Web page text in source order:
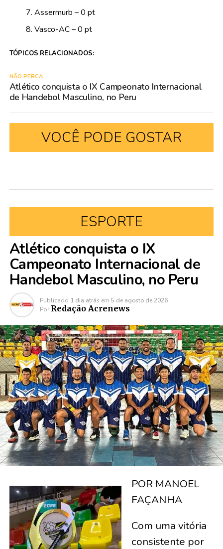
Assermurb – 0 pt
Vasco-AC – 0 pt
TÓPICOS RELACIONADOS:
NÃO PERCA
Atlético conquista o IX Campeonato Internacional
de Handebol Masculino, no Peru
VOCÊ PODE GOSTAR
ESPORTE
Atlético conquista o IX
Campeonato Internacional de
Handebol Masculino, no Peru
Publicado 1 dia atrás em 5 de agosto de 2026
Por Redação Acrenews
POR MANOEL
FAÇANHA
Com uma vitória
consistente por